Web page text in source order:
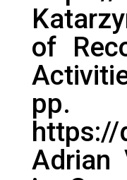
of
https://
Adrian